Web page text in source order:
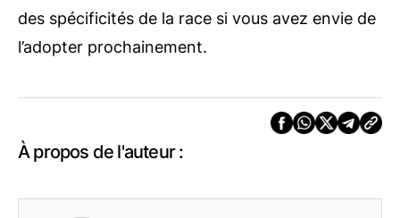
des spécificités de la race si vous avez envie de
l’adopter prochainement.
À propos de l'auteur :